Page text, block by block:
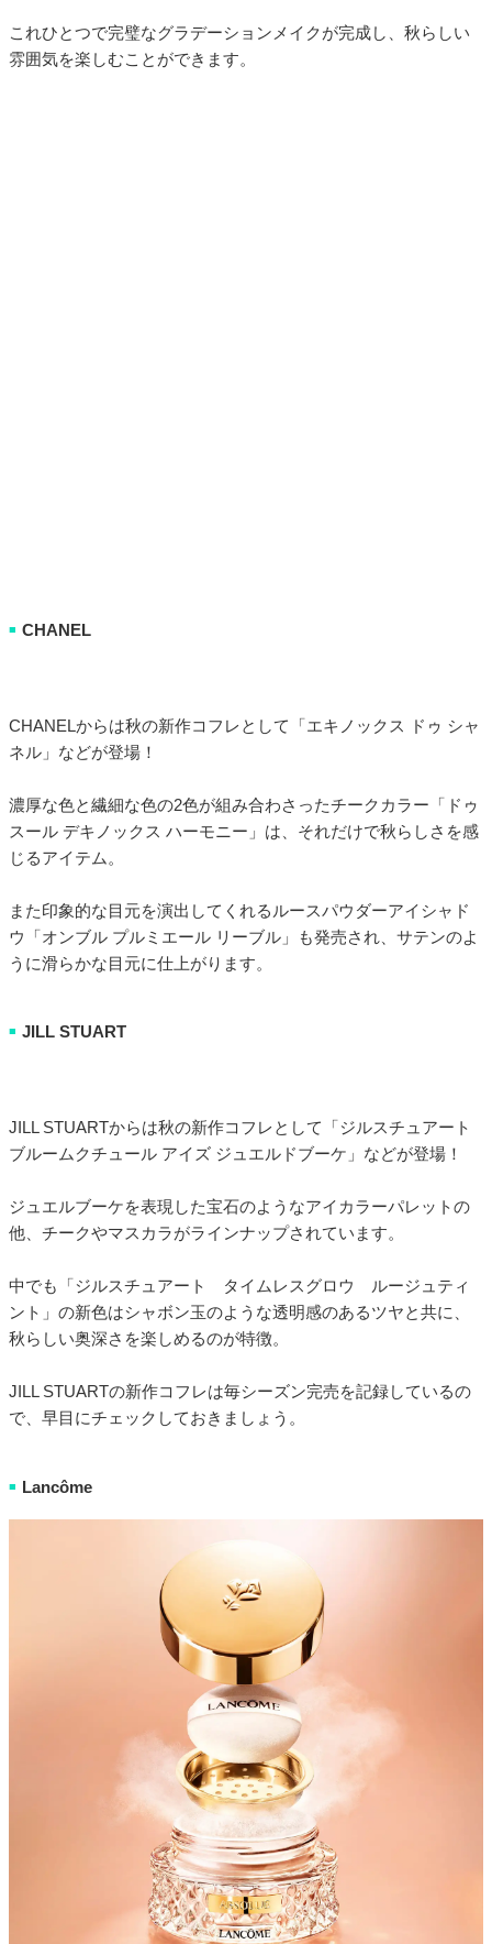
これひとつで完璧なグラデーションメイクが完成し、秋らしい
雰囲気を楽しむことができます。
■ CHANEL
CHANELからは秋の新作コフレとして「エキノックス ドゥ シャ
ネル」などが登場！
濃厚な色と繊細な色の2色が組み合わさったチークカラー「ドゥ
スール デキノックス ハーモニー」は、それだけで秋らしさを感
じるアイテム。
また印象的な目元を演出してくれるルースパウダーアイシャド
ウ「オンブル プルミエール リーブル」も発売され、サテンのよ
うに滑らかな目元に仕上がります。
■ JILL STUART
JILL STUARTからは秋の新作コフレとして「ジルスチュアート
ブルームクチュール アイズ ジュエルドブーケ」などが登場！
ジュエルブーケを表現した宝石のようなアイカラーパレットの
他、チークやマスカラがラインナップされています。
中でも「ジルスチュアート タイムレスグロウ ルージュティ
ント」の新色はシャボン玉のような透明感のあるツヤと共に、
秋らしい奥深さを楽しめるのが特徴。
JILL STUARTの新作コフレは毎シーズン完売を記録しているの
で、早目にチェックしておきましょう。
■ Lancôme